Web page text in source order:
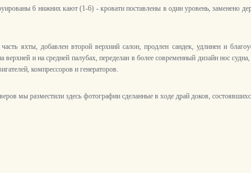
6 нижних кают (1-6) - кровати поставлены в один уровень, заменено
яхты, добавлен второй верхний салон, продлен сандек, удлинен и
и на средней палубах, переделан в более современный дизайн нос
компрессоров и генераторов.
мы разместили здесь фотографии сделанные в ходе драй доков,